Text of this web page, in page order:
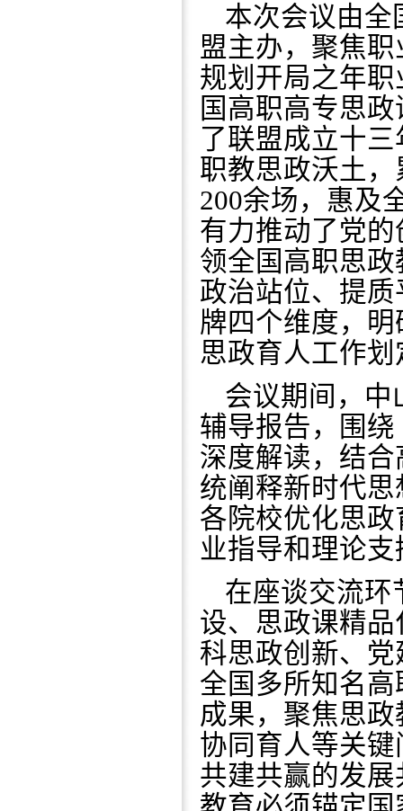
本次会议由全
盟主办，聚焦
规划开局之年
国高职高专思
了联盟成立十
职教思政沃土
200余场，惠及
有力推动了党
领全国高职思
政治站位、提
牌四个维度，
思政育人工作
会议期间，中
辅导报告，围
深度解读，结
统阐释新时代
各院校优化思
业指导和理论支
在座谈交流环
设、思政课精
科思政创新、
全国多所知名
成果，聚焦思
协同育人等关
共建共赢的发